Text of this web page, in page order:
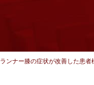
ランナー膝の症状が改善した患者